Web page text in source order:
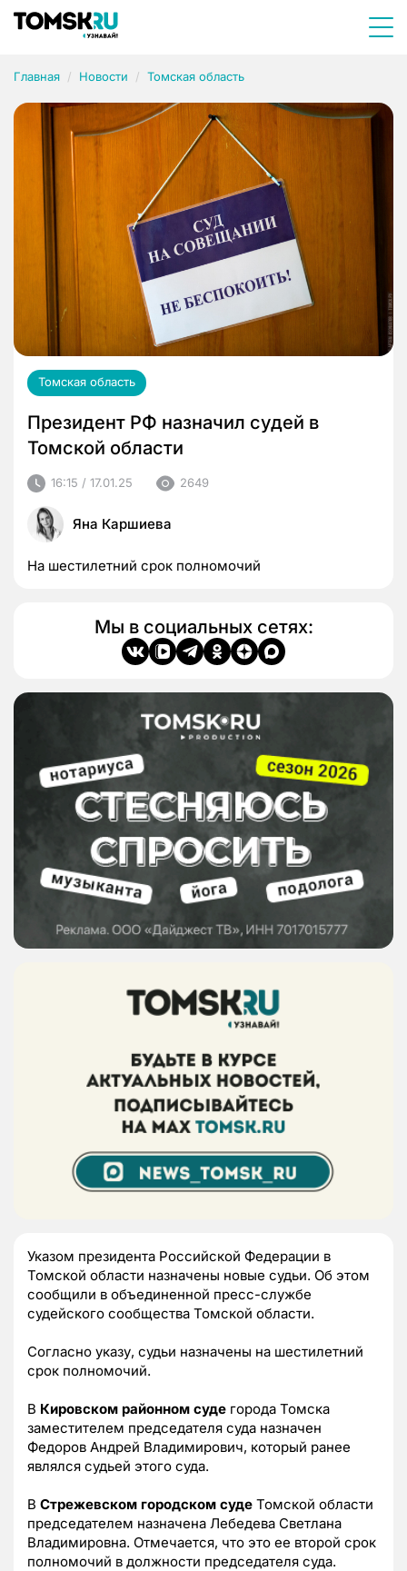
Главная Новости Томская область
Томская область
Президент РФ назначил судей в
Томской области
16:15 / 17.01.25 2649
Яна Каршиева
На шестилетний срок полномочий
Мы в социальных сетях:
Указом президента Российской Федерации в
Томской области назначены новые судьи. Об этом
сообщили в объединенной пресс-службе
судейского сообщества Томской области.
Согласно указу, судьи назначены на шестилетний
срок полномочий.
В Кировском районном суде города Томска
заместителем председателя суда назначен
Федоров Андрей Владимирович, который ранее
являлся судьей этого суда.
В Стрежевском городском суде Томской области
председателем назначена Лебедева Светлана
Владимировна. Отмечается, что это ее второй срок
полномочий в должности председателя суда.